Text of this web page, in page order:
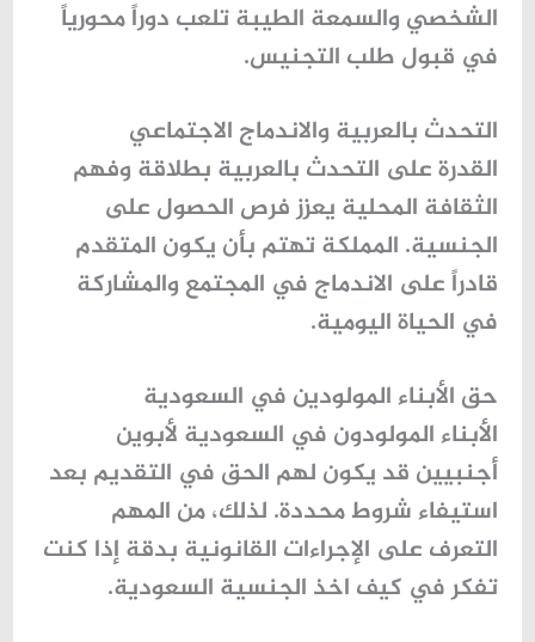
الشخصي والسمعة الطيبة تلعب دوراً محورياً
في قبول طلب التجنيس.
التحدث بالعربية والاندماج الاجتماعي
القدرة على التحدث بالعربية بطلاقة وفهم
الثقافة المحلية يعزز فرص الحصول على
الجنسية. المملكة تهتم بأن يكون المتقدم
قادراً على الاندماج في المجتمع والمشاركة
في الحياة اليومية.
حق الأبناء المولودين في السعودية
الأبناء المولودون في السعودية لأبوين
أجنبيين قد يكون لهم الحق في التقديم بعد
استيفاء شروط محددة. لذلك، من المهم
التعرف على الإجراءات القانونية بدقة إذا كنت
تفكر في كيف اخذ الجنسية السعودية.